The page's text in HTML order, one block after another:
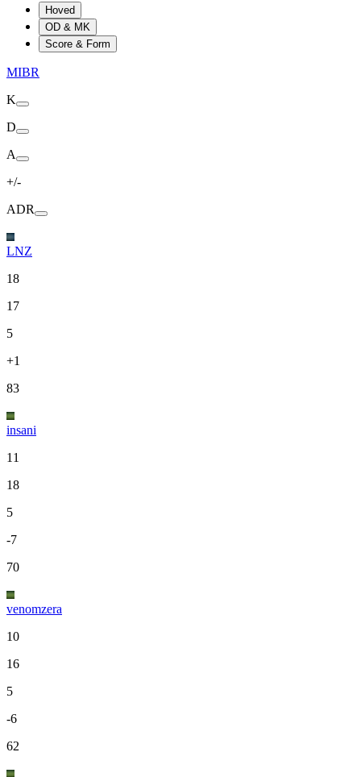
Hoved
OD & MK
Score & Form
MIBR
K
D
A
+/-
ADR
LNZ
18
17
5
+1
83
insani
11
18
5
-7
70
venomzera
10
16
5
-6
62